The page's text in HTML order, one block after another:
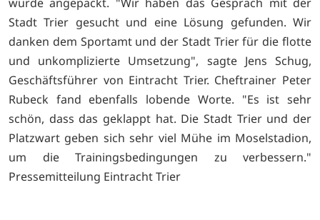
Stadt Trier gesucht und eine Lösung gefunden. Wir
danken dem Sportamt und der Stadt Trier für die flotte
und unkomplizierte Umsetzung", sagte Jens Schug,
Geschäftsführer von Eintracht Trier. Cheftrainer Peter
Rubeck fand ebenfalls lobende Worte. "Es ist sehr
schön, dass das geklappt hat. Die Stadt Trier und der
Platzwart geben sich sehr viel Mühe im Moselstadion,
um die Trainingsbedingungen zu verbessern."
Pressemitteilung Eintracht Trier